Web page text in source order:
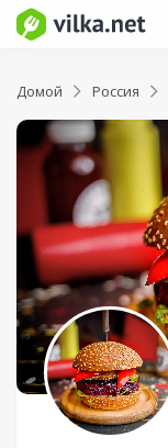
Домой Россия